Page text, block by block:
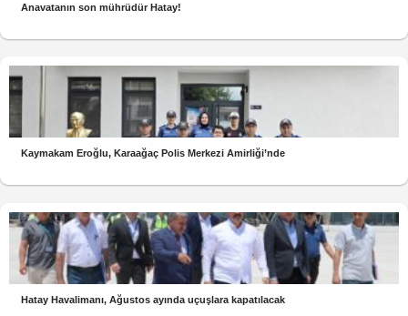
Anavatanın son mührüdür Hatay!
Kaymakam Eroğlu, Karaağaç Polis Merkezi Amirliği’nde
Hatay Havalimanı, Ağustos ayında uçuşlara kapatılacak